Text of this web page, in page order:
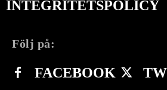
INTEGRITETSPOLICY
Följ på:
FACEBOOK